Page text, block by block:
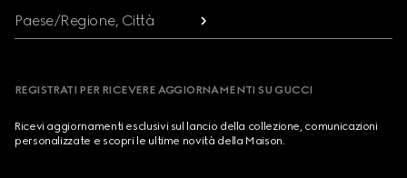
Paese/Regione, Città
REGISTRATI PER RICEVERE AGGIORNAMENTI SU GUCCI
Ricevi aggiornamenti esclusivi sul lancio della collezione, comunicazioni
personalizzate e scopri le ultime novità della Maison.